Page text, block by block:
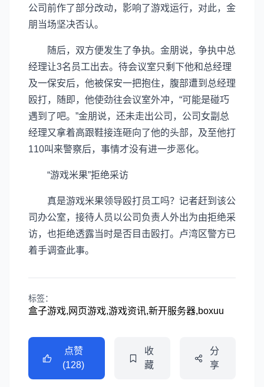
公司前作了部分改动，影响了游戏运行，对此，金
朋当场坚决否认。
随后，双方便发生了争执。金朋说，争执中总
经理让3名员工出去。待会议室只剩下他和总经理
及一保安后，他被保安一把抱住，腹部遭到总经理
殴打，随即，他使劲往会议室外冲，“可能是碰巧
遇到了吧。”金朋说，还未走出公司，公司女副总
经理又拿着高跟鞋接连砸向了他的头部，及至他打
110叫来警察后，事情才没有进一步恶化。
“游戏米果”拒绝采访
真是游戏米果领导殴打员工吗？记者赶到该公
司办公室，接待人员以公司负责人外出为由拒绝采
访，也拒绝透露当时是否目击殴打。卢湾区警方已
着手调查此事。
标签：
盒子游戏,网页游戏,游戏资讯,新开服务器,boxuu
点赞
(128)
收
藏
分
享